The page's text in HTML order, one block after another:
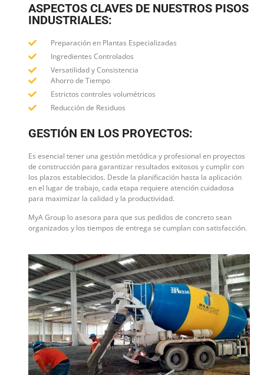
ASPECTOS CLAVES DE NUESTROS PISOS
INDUSTRIALES:
Preparación en Plantas Especializadas
Ingredientes Controlados
Versatilidad y Consistencia
Ahorro de Tiempo
Estrictos controles volumétricos
Reducción de Residuos
GESTIÓN EN LOS PROYECTOS:
Es esencial tener una gestión metódica y profesional en proyectos
de construcción para garantizar resultados exitosos y cumplir con
los plazos establecidos. Desde la planificación hasta la aplicación
en el lugar de trabajo, cada etapa requiere atención cuidadosa
para maximizar la calidad y la productividad.
MyA Group lo asesora para que sus pedidos de concreto sean
organizados y los tiempos de entrega se cumplan con satisfacción.